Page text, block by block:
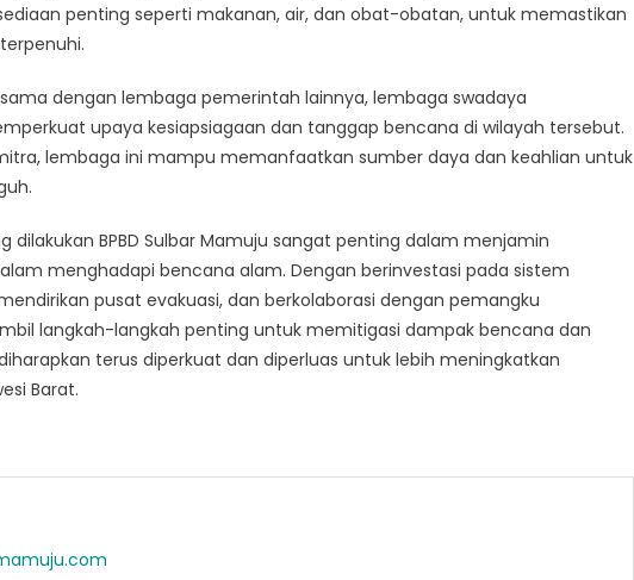
penting seperti makanan, air, dan obat-obatan, untuk memastikan
sama dengan lembaga pemerintah lainnya, lembaga swadaya
upaya kesiapsiagaan dan tanggap bencana di wilayah tersebut.
lembaga ini mampu memanfaatkan sumber daya dan keahlian untuk
dilakukan BPBD Sulbar Mamuju sangat penting dalam menjamin
menghadapi bencana alam. Dengan berinvestasi pada sistem
pusat evakuasi, dan berkolaborasi dengan pemangku
langkah-langkah penting untuk memitigasi dampak bencana dan
terus diperkuat dan diperluas untuk lebih meningkatkan
Barat.